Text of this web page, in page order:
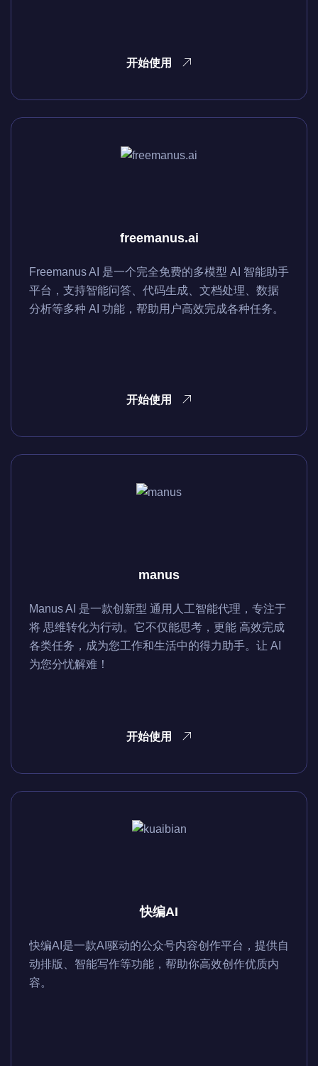
开始使用
freemanus.ai
Freemanus AI 是一个完全免费的多模型 AI 智能助手
平台，支持智能问答、代码生成、文档处理、数据
分析等多种 AI 功能，帮助用户高效完成各种任务。
开始使用
manus
Manus AI 是一款创新型 通用人工智能代理，专注于
将 思维转化为行动。它不仅能思考，更能 高效完成
各类任务，成为您工作和生活中的得力助手。让 AI
为您分忧解难！
开始使用
快编AI
快编AI是一款AI驱动的公众号内容创作平台，提供自
动排版、智能写作等功能，帮助你高效创作优质内
容。